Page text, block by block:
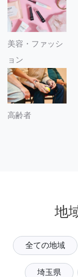
美容・ファッシ
ョン
高齢者
地
全ての地域
埼玉県